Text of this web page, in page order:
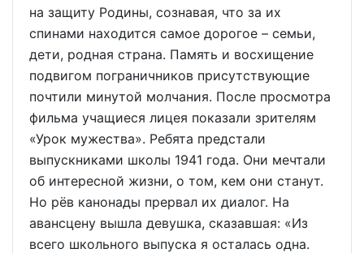
на защиту Родины, сознавая, что за их
спинами находится самое дорогое – семьи,
дети, родная страна. Память и восхищение
подвигом пограничников присутствующие
почтили минутой молчания. После просмотра
фильма учащиеся лицея показали зрителям
«Урок мужества». Ребята предстали
выпускниками школы 1941 года. Они мечтали
об интересной жизни, о том, кем они станут.
Но рёв канонады прервал их диалог. На
авансцену вышла девушка, сказавшая: «Из
всего школьного выпуска я осталась одна.